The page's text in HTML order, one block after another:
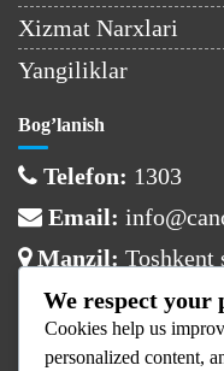
Xizmat Narxlari
Yangiliklar
Bog’lanish
Telefon: 1303
Email:
Manzil: Toshkent
Ish vaqti
Dushanba:08:00
We respect your
Cookies help us
personalized content,